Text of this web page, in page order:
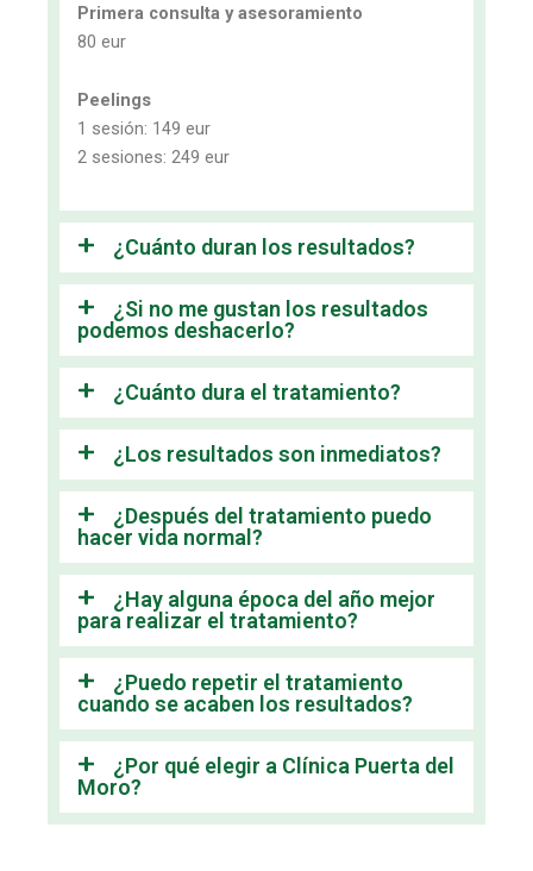
Primera consulta y asesoramiento
80 eur
Peelings
1 sesión: 149 eur
2 sesiones: 249 eur
¿Cuánto duran los resultados?
¿Si no me gustan los resultados
podemos deshacerlo?
¿Cuánto dura el tratamiento?
¿Los resultados son inmediatos?
¿Después del tratamiento puedo
hacer vida normal?
¿Hay alguna época del año mejor
para realizar el tratamiento?
¿Puedo repetir el tratamiento
cuando se acaben los resultados?
¿Por qué elegir a Clínica Puerta del
Moro?